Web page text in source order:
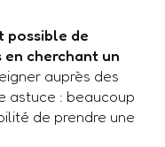
possible de
en cherchant un
auprès des
astuce : beaucoup
de prendre une